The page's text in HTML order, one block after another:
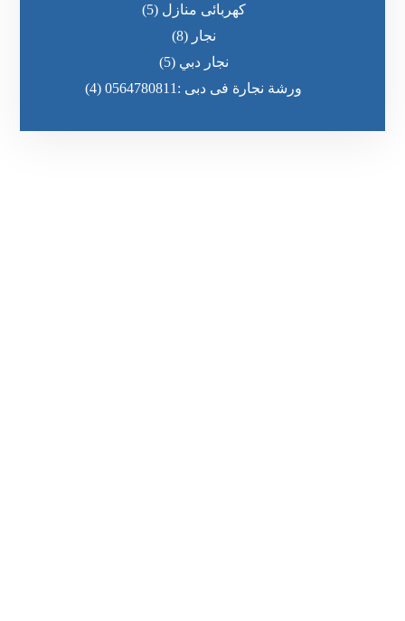
كهربائى منازل (5)
نجار (8)
نجار دبي (5)
ورشة نجارة فى دبى :0564780811
(4)